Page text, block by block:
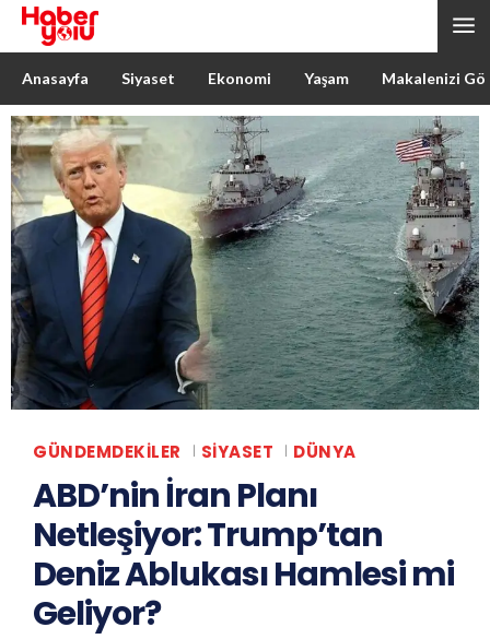
Anasayfa Siyaset Ekonomi Yaşam Makalenizi
GÜNDEMDEKILER SIYASET DÜNYA
ABD’nin İran Planı
Netleşiyor: Trump’tan
Deniz Ablukası Hamlesi mi
Geliyor?